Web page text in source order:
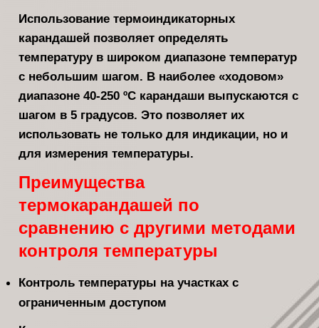
Использование термоиндикаторных
карандашей позволяет определять
температуру в широком диапазоне температур
с небольшим шагом. В наиболее «ходовом»
диапазоне 40-250 ºС карандаши выпускаются с
шагом в 5 градусов. Это позволяет их
использовать не только для индикации, но и
для измерения температуры.
Преимущества
термокарандашей по
сравнению с другими методами
контроля температуры
Контроль температуры на участках с
ограниченным доступом